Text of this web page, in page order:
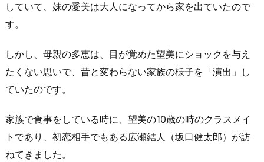
していて、妹の愛美は大人になってから家を出ていたので
す。
しかし、母親の多恵は、目が覚めた望美にショックを与え
たくない思いで、昔と変わらない家族の様子を「演出」し
ていたのです。
家族で食事をしている時に、望美の10歳の時のクラスメイ
トであり、初恋相手でもある広瀬結人（坂口健太郎）が訪
ねてきました。